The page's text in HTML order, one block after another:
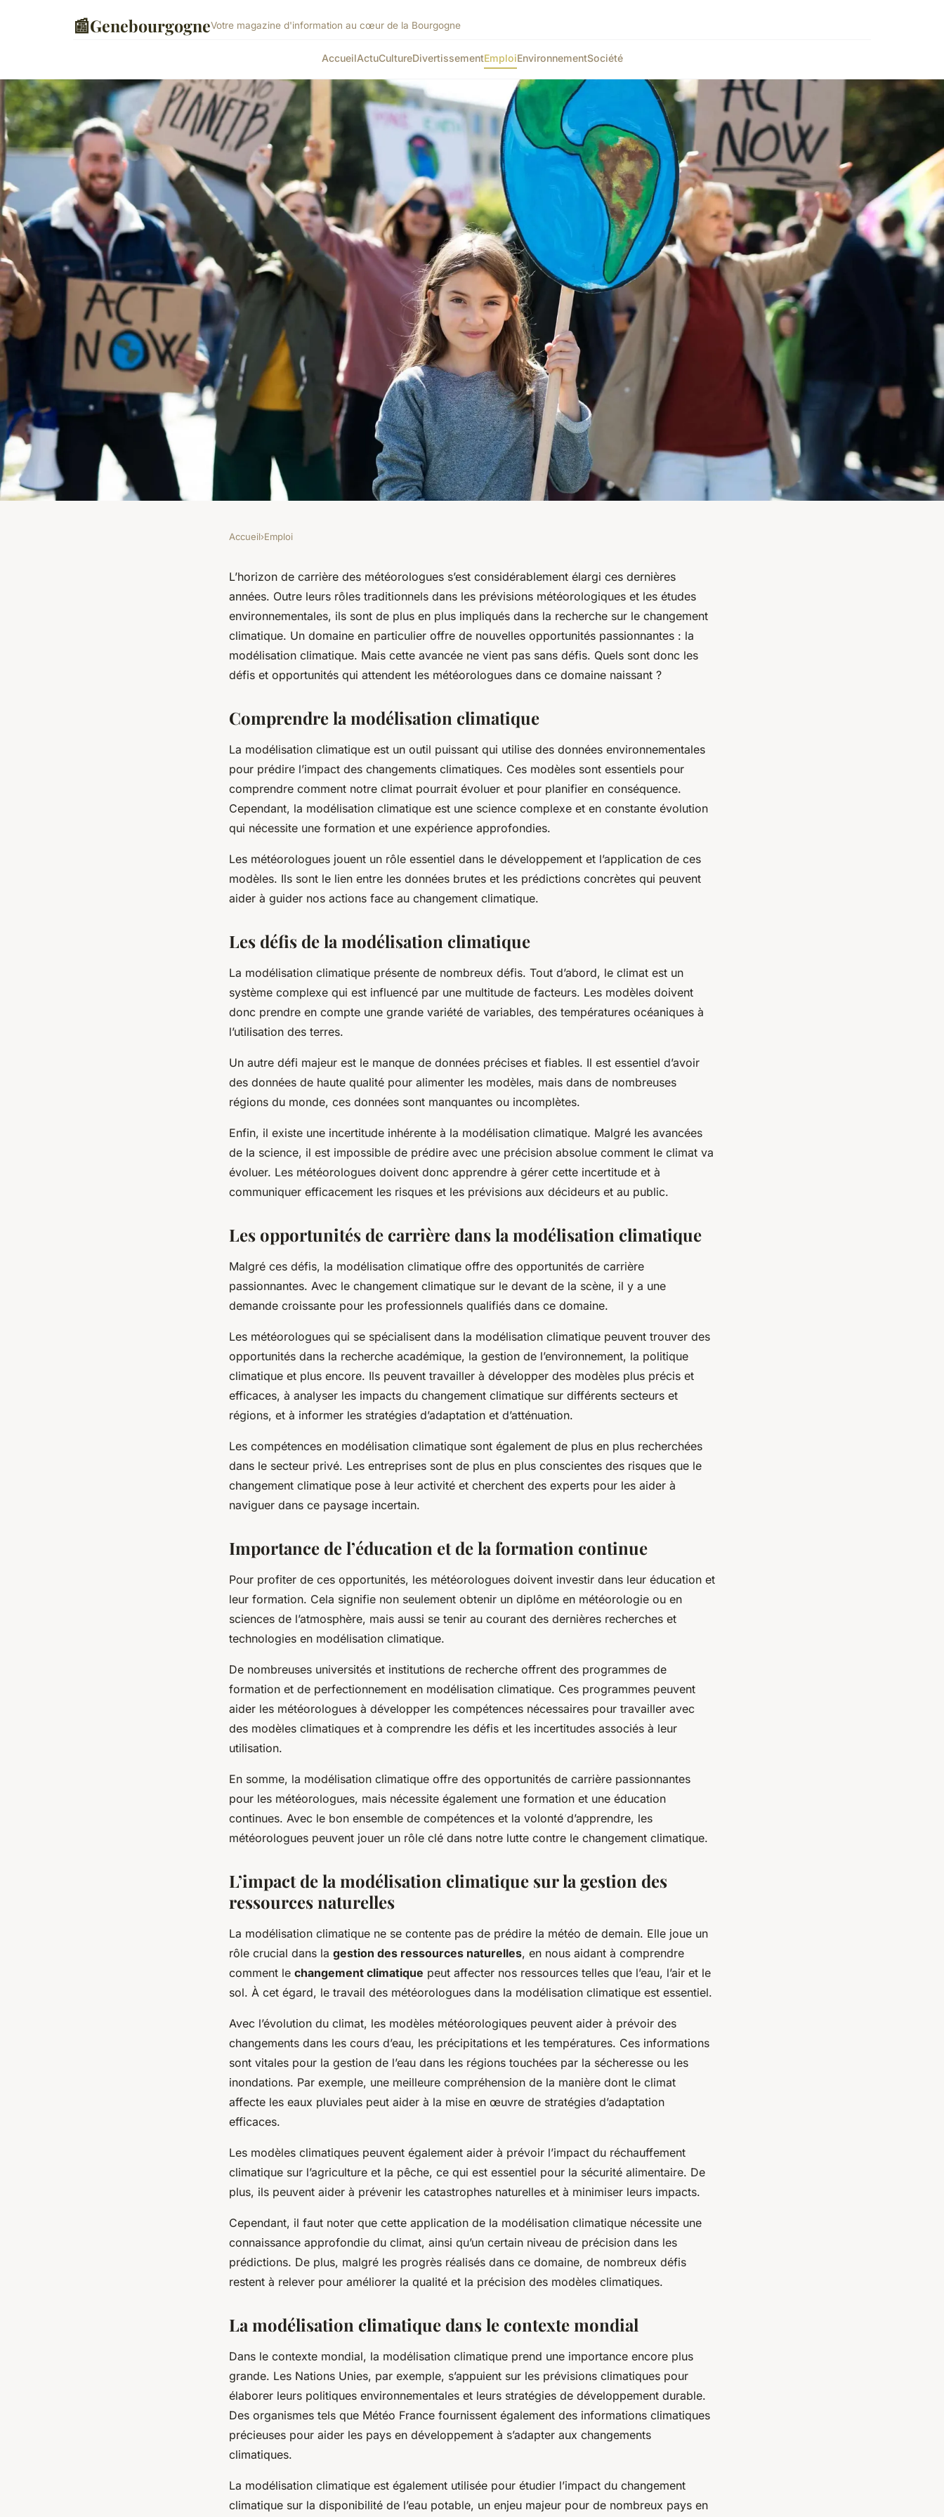
📰GenebourgogneVotre magazine d'information au cœur de la Bourgogne
AccueilActuCultureDivertissementEmploiEnvironnementSociété
Quels sont les défis et opportunités de
carrière dans la modélisation
climatique pour les météorologues ?
Accueil›Emploi
L’horizon de carrière des météorologues s’est considérablement élargi ces dernières
années. Outre leurs rôles traditionnels dans les prévisions météorologiques et les études
environnementales, ils sont de plus en plus impliqués dans la recherche sur le changement
climatique. Un domaine en particulier offre de nouvelles opportunités passionnantes : la
modélisation climatique. Mais cette avancée ne vient pas sans défis. Quels sont donc les
défis et opportunités qui attendent les météorologues dans ce domaine naissant ?
Comprendre la modélisation climatique
La modélisation climatique est un outil puissant qui utilise des données environnementales
pour prédire l’impact des changements climatiques. Ces modèles sont essentiels pour
comprendre comment notre climat pourrait évoluer et pour planifier en conséquence.
Cependant, la modélisation climatique est une science complexe et en constante évolution
qui nécessite une formation et une expérience approfondies.
Les météorologues jouent un rôle essentiel dans le développement et l’application de ces
modèles. Ils sont le lien entre les données brutes et les prédictions concrètes qui peuvent
aider à guider nos actions face au changement climatique.
Les défis de la modélisation climatique
La modélisation climatique présente de nombreux défis. Tout d’abord, le climat est un
système complexe qui est influencé par une multitude de facteurs. Les modèles doivent
donc prendre en compte une grande variété de variables, des températures océaniques à
l’utilisation des terres.
Un autre défi majeur est le manque de données précises et fiables. Il est essentiel d’avoir
des données de haute qualité pour alimenter les modèles, mais dans de nombreuses
régions du monde, ces données sont manquantes ou incomplètes.
Enfin, il existe une incertitude inhérente à la modélisation climatique. Malgré les avancées
de la science, il est impossible de prédire avec une précision absolue comment le climat va
évoluer. Les météorologues doivent donc apprendre à gérer cette incertitude et à
communiquer efficacement les risques et les prévisions aux décideurs et au public.
Les opportunités de carrière dans la modélisation climatique
Malgré ces défis, la modélisation climatique offre des opportunités de carrière
passionnantes. Avec le changement climatique sur le devant de la scène, il y a une
demande croissante pour les professionnels qualifiés dans ce domaine.
Les météorologues qui se spécialisent dans la modélisation climatique peuvent trouver des
opportunités dans la recherche académique, la gestion de l’environnement, la politique
climatique et plus encore. Ils peuvent travailler à développer des modèles plus précis et
efficaces, à analyser les impacts du changement climatique sur différents secteurs et
régions, et à informer les stratégies d’adaptation et d’atténuation.
Les compétences en modélisation climatique sont également de plus en plus recherchées
dans le secteur privé. Les entreprises sont de plus en plus conscientes des risques que le
changement climatique pose à leur activité et cherchent des experts pour les aider à
naviguer dans ce paysage incertain.
Importance de l’éducation et de la formation continue
Pour profiter de ces opportunités, les météorologues doivent investir dans leur éducation et
leur formation. Cela signifie non seulement obtenir un diplôme en météorologie ou en
sciences de l’atmosphère, mais aussi se tenir au courant des dernières recherches et
technologies en modélisation climatique.
De nombreuses universités et institutions de recherche offrent des programmes de
formation et de perfectionnement en modélisation climatique. Ces programmes peuvent
aider les météorologues à développer les compétences nécessaires pour travailler avec
des modèles climatiques et à comprendre les défis et les incertitudes associés à leur
utilisation.
En somme, la modélisation climatique offre des opportunités de carrière passionnantes
pour les météorologues, mais nécessite également une formation et une éducation
continues. Avec le bon ensemble de compétences et la volonté d’apprendre, les
météorologues peuvent jouer un rôle clé dans notre lutte contre le changement climatique.
L’impact de la modélisation climatique sur la gestion des
ressources naturelles
La modélisation climatique ne se contente pas de prédire la météo de demain. Elle joue un
rôle crucial dans la gestion des ressources naturelles, en nous aidant à comprendre
comment le changement climatique peut affecter nos ressources telles que l’eau, l’air et le
sol. À cet égard, le travail des météorologues dans la modélisation climatique est essentiel.
Avec l’évolution du climat, les modèles météorologiques peuvent aider à prévoir des
changements dans les cours d’eau, les précipitations et les températures. Ces informations
sont vitales pour la gestion de l’eau dans les régions touchées par la sécheresse ou les
inondations. Par exemple, une meilleure compréhension de la manière dont le climat
affecte les eaux pluviales peut aider à la mise en œuvre de stratégies d’adaptation
efficaces.
Les modèles climatiques peuvent également aider à prévoir l’impact du réchauffement
climatique sur l’agriculture et la pêche, ce qui est essentiel pour la sécurité alimentaire. De
plus, ils peuvent aider à prévenir les catastrophes naturelles et à minimiser leurs impacts.
Cependant, il faut noter que cette application de la modélisation climatique nécessite une
connaissance approfondie du climat, ainsi qu’un certain niveau de précision dans les
prédictions. De plus, malgré les progrès réalisés dans ce domaine, de nombreux défis
restent à relever pour améliorer la qualité et la précision des modèles climatiques.
La modélisation climatique dans le contexte mondial
Dans le contexte mondial, la modélisation climatique prend une importance encore plus
grande. Les Nations Unies, par exemple, s’appuient sur les prévisions climatiques pour
élaborer leurs politiques environnementales et leurs stratégies de développement durable.
Des organismes tels que Météo France fournissent également des informations climatiques
précieuses pour aider les pays en développement à s’adapter aux changements
climatiques.
La modélisation climatique est également utilisée pour étudier l’impact du changement
climatique sur la disponibilité de l’eau potable, un enjeu majeur pour de nombreux pays en